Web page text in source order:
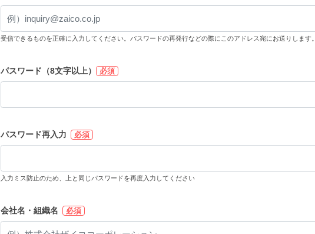
受信できるものを正確に入力してください。パスワードの再発行などの際にこのアドレス宛にお送りします
パスワード（8文字以上） 必須
パスワード再入力 必須
入力ミス防止のため、上と同じパスワードを再度入力してください
会社名・組織名 必須